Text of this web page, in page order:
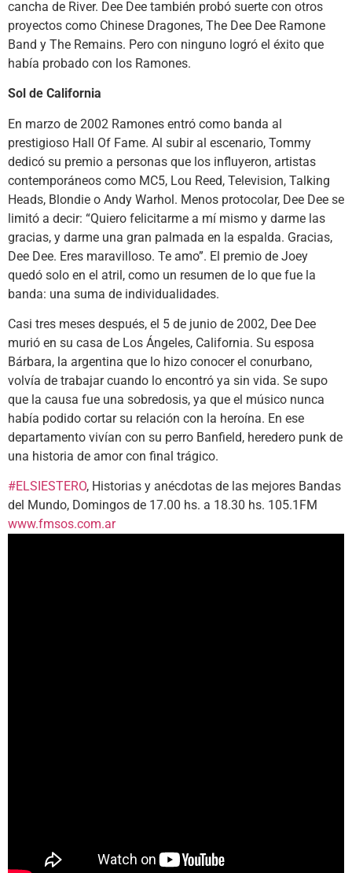
cancha de River. Dee Dee también probó suerte con otros
proyectos como Chinese Dragones, The Dee Dee Ramone
Band y The Remains. Pero con ninguno logró el éxito que
había probado con los Ramones.
Sol de California
En marzo de 2002 Ramones entró como banda al
prestigioso Hall Of Fame. Al subir al escenario, Tommy
dedicó su premio a personas que los influyeron, artistas
contemporáneos como MC5, Lou Reed, Television, Talking
Heads, Blondie o Andy Warhol. Menos protocolar, Dee Dee se
limitó a decir: “Quiero felicitarme a mí mismo y darme las
gracias, y darme una gran palmada en la espalda. Gracias,
Dee Dee. Eres maravilloso. Te amo”. El premio de Joey
quedó solo en el atril, como un resumen de lo que fue la
banda: una suma de individualidades.
Casi tres meses después, el 5 de junio de 2002, Dee Dee
murió en su casa de Los Ángeles, California. Su esposa
Bárbara, la argentina que lo hizo conocer el conurbano,
volvía de trabajar cuando lo encontró ya sin vida. Se supo
que la causa fue una sobredosis, ya que el músico nunca
había podido cortar su relación con la heroína. En ese
departamento vivían con su perro Banfield, heredero punk de
una historia de amor con final trágico.
#ELSIESTERO, Historias y anécdotas de las mejores Bandas
del Mundo, Domingos de 17.00 hs. a 18.30 hs. 105.1FM
www.fmsos.com.ar